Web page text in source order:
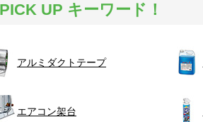
PICK UP キーワード！
アルミダクトテープ
エアコン架台